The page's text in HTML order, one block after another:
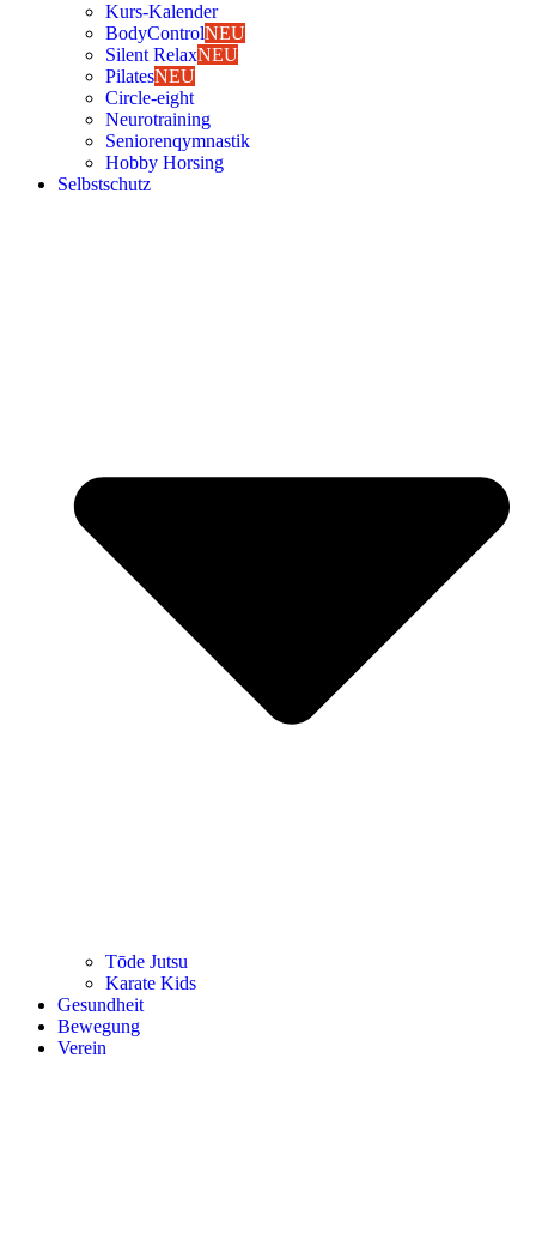
Kurs-Kalen­­der
Body­Con­trolNEU
Silent RelaxNEU
Pila­tesNEU
Cir­cle-eight
Neu­ro­trai­ning
Senio­ren­qym­nas­tik
Hob­by Hor­sing
Selbst­schutz
Tōde Jutsu
Kara­te Kids
Gesund­heit
Bewe­gung
Ver­ein